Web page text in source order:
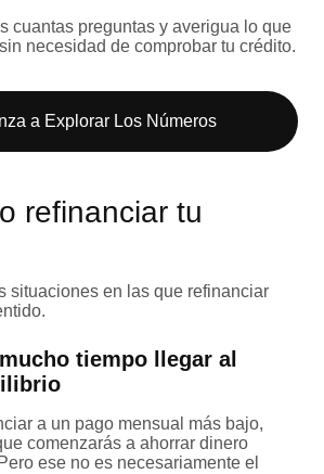
cuantas preguntas y averigua lo que
necesidad de comprobar tu crédito.
a Explorar Los Números​
refinanciar tu
situaciones en las que refinanciar
tiempo llegar al
a un pago mensual más bajo,
comenzarás a ahorrar dinero
ese no es necesariamente el